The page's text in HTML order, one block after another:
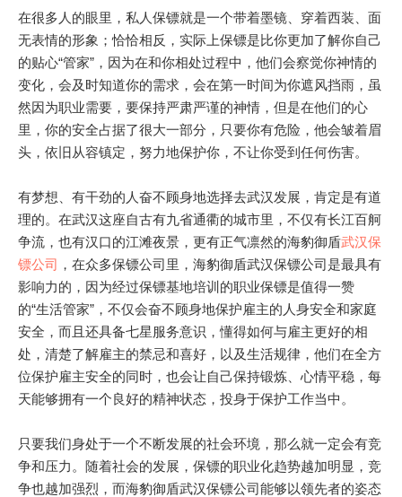
在很多人的眼里，私人保镖就是一个带着墨镜、穿着西装、面
无表情的形象；恰恰相反，实际上保镖是比你更加了解你自己
的贴心“管家”，因为在和你相处过程中，他们会察觉你神情的
变化，会及时知道你的需求，会在第一时间为你遮风挡雨，虽
然因为职业需要，要保持严肃严谨的神情，但是在他们的心
里，你的安全占据了很大一部分，只要你有危险，他会皱着眉
头，依旧从容镇定，努力地保护你，不让你受到任何伤害。
有梦想、有干劲的人奋不顾身地选择去武汉发展，肯定是有道
理的。在武汉这座自古有九省通衢的城市里，不仅有长江百舸
争流，也有汉口的江滩夜景，更有正气凛然的海豹御盾武汉保
镖公司 ，在众多保镖公司里，海豹御盾武汉保镖公司是最具有
影响力的，因为经过保镖基地培训的职业保镖是值得一赞
的“生活管家”，不仅会奋不顾身地保护雇主的人身安全和家庭
安全，而且还具备七星服务意识，懂得如何与雇主更好的相
处，清楚了解雇主的禁忌和喜好，以及生活规律，他们在全方
位保护雇主安全的同时，也会让自己保持锻炼、心情平稳，每
天能够拥有一个良好的精神状态，投身于保护工作当中。
只要我们身处于一个不断发展的社会环境，那么就一定会有竞
争和压力。随着社会的发展，保镖的职业化趋势越加明显，竞
争也越加强烈，而海豹御盾武汉保镖公司能够以领先者的姿态